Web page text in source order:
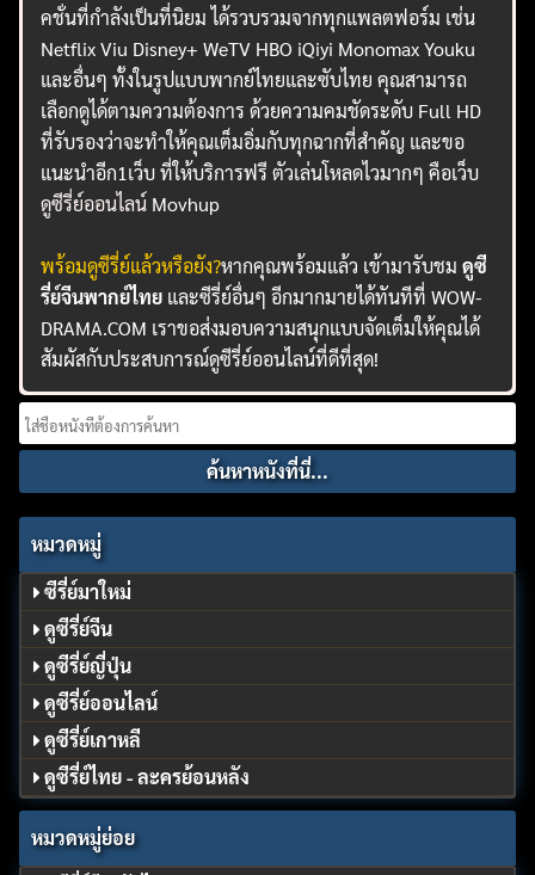
คชั่นที่กำลังเป็นที่นิยม ได้รวบรวมจากทุกแพลตฟอร์ม เช่น
Netflix Viu Disney+ WeTV HBO iQiyi Monomax Youku
และอื่นๆ ทั้งในรูปแบบพากย์ไทยและซับไทย คุณสามารถ
เลือกดูได้ตามความต้องการ ด้วยความคมชัดระดับ Full HD
ที่รับรองว่าจะทำให้คุณเต็มอิ่มกับทุกฉากที่สำคัญ และขอ
แนะนำอีก1เว็บ ที่ให้บริการฟรี ตัวเล่นโหลดไวมากๆ คือเว็บ
ดูซีรี่ย์ออนไลน์ Movhup
พร้อมดูซีรี่ย์แล้วหรือยัง?หากคุณพร้อมแล้ว เข้ามารับชมดูซี
รี่ย์จีนพากย์ไทย และซีรี่ย์อื่นๆ อีกมากมายได้ทันทีที่ WOW-
DRAMA.COM เราขอส่งมอบความสนุกแบบจัดเต็มให้คุณได้
สัมผัสกับประสบการณ์ดูซีรี่ย์ออนไลน์ที่ดีที่สุด!
Search
for:
หมวดหมู่
ซีรี่ย์มาใหม่
ดูซีรี่ย์จีน
ดูซีรี่ย์ญี่ปุ่น
ดูซีรี่ย์ออนไลน์
ดูซีรี่ย์เกาหลี
ดูซีรี่ย์ไทย - ละครย้อนหลัง
หมวดหมู่ย่อย